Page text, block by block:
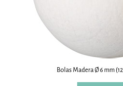
Bolas Madera Ø 6 mm